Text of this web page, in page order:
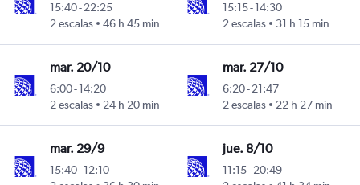
15:40-22:25
2 escalas
46 h 45 min
15:15-14:30
2 escalas
31 h 15 min
mar. 20/10
6:00-14:20
2 escalas
24 h 20 min
mar. 27/10
6:20-21:47
2 escalas
22 h 27 min
mar. 29/9
15:40-12:10
jue. 8/10
11:15-20:49